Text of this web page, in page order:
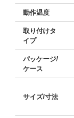
動作温度
取り付けタ
イプ
パッケージ/
ケース
サイズ/寸法